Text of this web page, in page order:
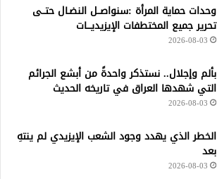
وحدات حماية المرأة :سنواصــل النضـال حتــى
تحرير جميع المختطفات الإيزيديـــات
2026-08-03
بألم وإجلال.. نستذكر واحدةً من أبشع الجرائم
التي شهدها العراق في تاريخه الحديث
2026-08-03
الخطر الذي يهدد وجود الشعب الإيزيدي لم ينتهِ
بعد
2026-08-03